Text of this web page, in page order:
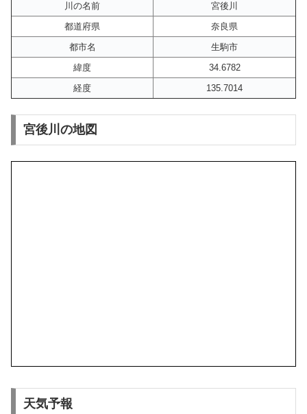
川の名前
宮後川
都道府県
奈良県
都市名
生駒市
緯度
34.6782
経度
135.7014
宮後川の地図
天気予報